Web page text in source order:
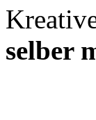
selber